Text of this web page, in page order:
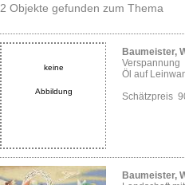
2 Objekte gefunden zum Thema
keine
Abbildung
Baumeister,
Verspannung
Öl auf
Schätzpreis
Baumeister,